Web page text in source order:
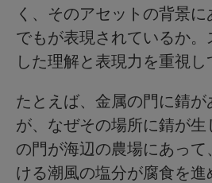
く、そのアセットの背景に
でもが表現されているか。
した理解と表現力を重視し
たとえば、金属の門に錆
が、なぜその場所に錆が生
の門が海辺の農場にあっ
ける潮風の塩分が腐食を進